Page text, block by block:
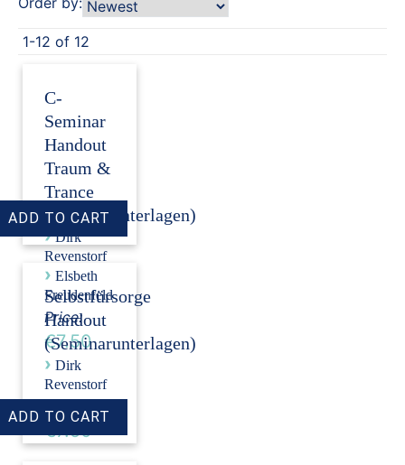
1-12 of 12
C-
Seminar
Handout
Traum &
Trance
(Seminarunterlagen)
› Dirk
Revenstorf
› Elsbeth
Freudenfeld
Price:
€7.50
Selbstfürsorge
Handout
(Seminarunterlagen)
› Dirk
Revenstorf
Price:
€7.50